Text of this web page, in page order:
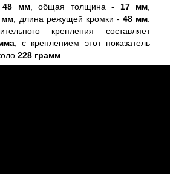
48 мм, общая толщина - 17 мм
мм , длина режущей кромки - 48 мм
крепления составляет
, с креплением этот показатель
228 грамм